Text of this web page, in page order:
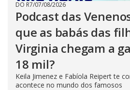
DO R7/07/08/2026
Podcast das
que as babás das
Virginia chegam a
18 mil?
Keila Jimenez e Fabíola Reipert te
acontece no mundo dos famosos